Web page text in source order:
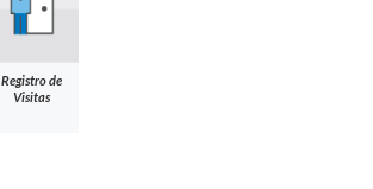
Registro de
Visitas